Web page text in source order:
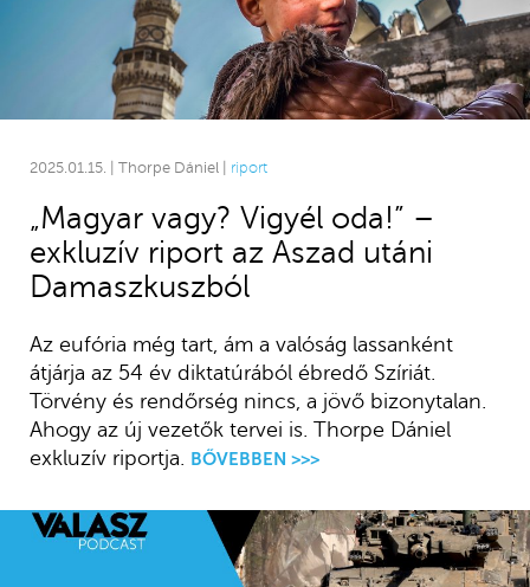
2025.01.15. | Thorpe Dániel | riport
„Magyar vagy? Vigyél oda!” –
exkluzív riport az Aszad utáni
Damaszkuszból
Az eufória még tart, ám a valóság lassanként
átjárja az 54 év diktatúrából ébredő Szíriát.
Törvény és rendőrség nincs, a jövő bizonytalan.
Ahogy az új vezetők tervei is. Thorpe Dániel
exkluzív riportja. BŐVEBBEN >>>